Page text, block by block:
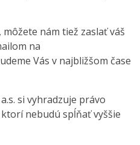
nám tiež zaslať váš
na
Vás v najbližšom čase
si vyhradzuje právo
nebudú spĺňať vyššie